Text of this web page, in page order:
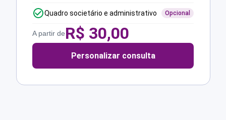
Quadro societário e administrativo Opcional
A partir deR$ 30,00
Personalizar consulta